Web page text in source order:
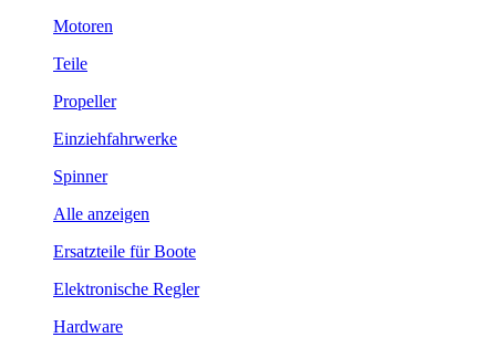
Motoren
Teile
Propeller
Einziehfahrwerke
Spinner
Alle anzeigen
Ersatzteile für Boote
Elektronische Regler
Hardware